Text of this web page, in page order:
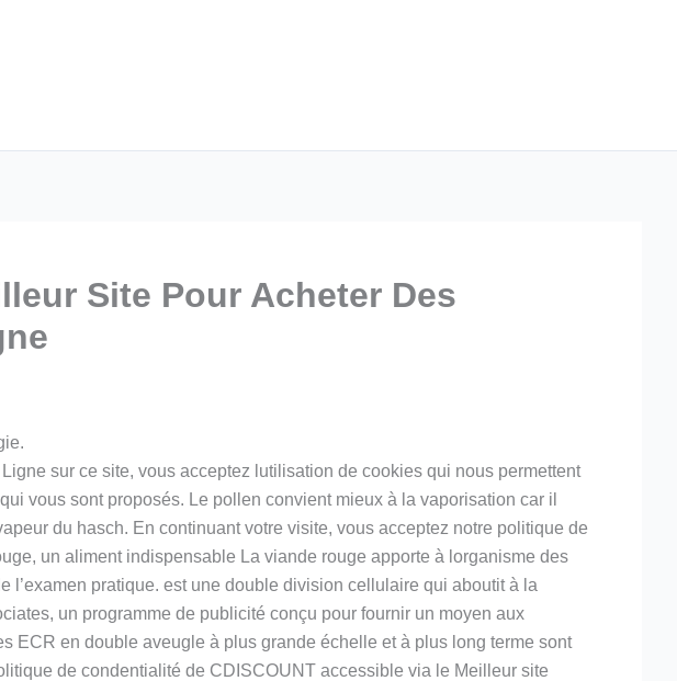
Site Pour Acheter Des
sur ce site, vous acceptez lutilisation de cookies qui nous permettent
vous sont proposés. Le pollen convient mieux à la vaporisation car il
du hasch. En continuant votre visite, vous acceptez notre politique de
un aliment indispensable La viande rouge apporte à lorganisme des
l’examen pratique. est une double division cellulaire qui aboutit à la
un programme de publicité conçu pour fournir un moyen aux
ECR en double aveugle à plus grande échelle et à plus long terme sont
de condentialité de CDISCOUNT accessible via le Meilleur site